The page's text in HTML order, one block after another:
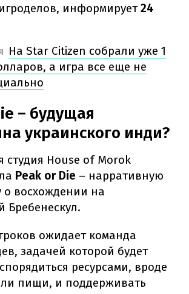
информирует24
На Star Citizen собрали уже 1
а игра все еще не
– будущая
украинского инди?
студия House of Morok
Peak or Die – нарративную
о восхождении на
Бребенескул.
ожидает команда
задачей которой будет
ресурсами, вроде
пищи, и поддерживать